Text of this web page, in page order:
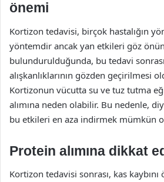
önemi
Kortizon tedavisi, birçok hastalığın
yöntemdir ancak yan etkileri göz
bulundurulduğunda, bu tedavi
alışkanlıklarının gözden geçirilmesi
Kortizonun vücutta su ve tuz tutma
alımına neden olabilir. Bu nedenle,
bu etkileri en aza indirmek mümkün
Protein alımına dikkat
Kortizon tedavisi sonrası, kas